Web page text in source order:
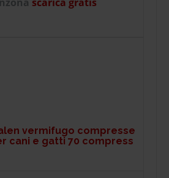
vermifugo compresse
cani e gatti 70 compress